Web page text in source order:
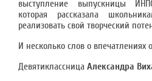
выступление выпускницы
которая рассказала
реализовать свой творческий
И несколько слов о впечатлениях
Девятиклассница Александра